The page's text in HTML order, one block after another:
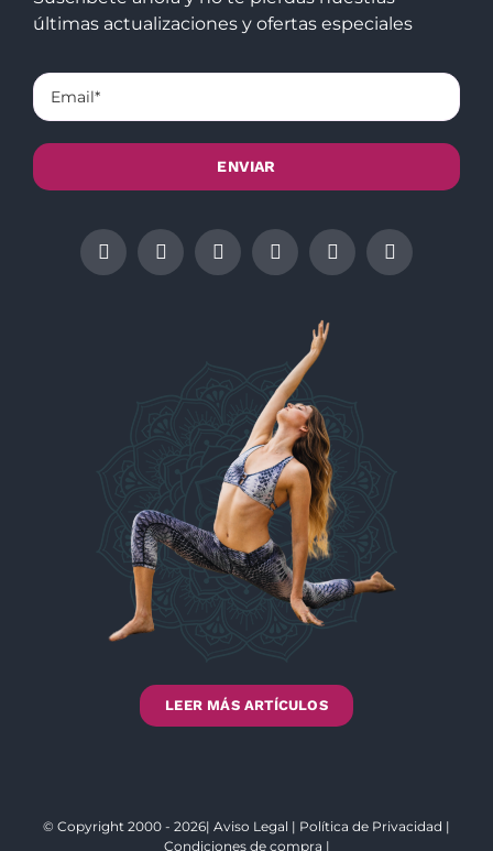
últimas actualizaciones y ofertas especiales
LEER MÁS ARTÍCULOS
© Copyright 2000 - 2026| Aviso Legal | Política de Privacidad |
Condiciones de compra |